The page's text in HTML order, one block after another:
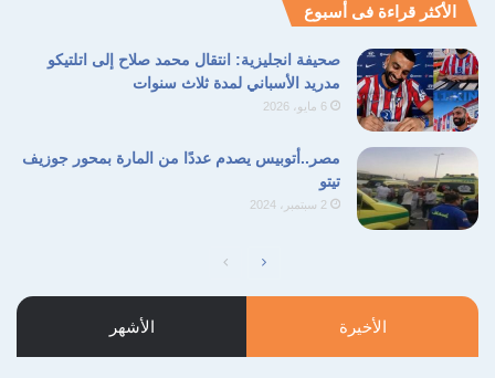
الأكثر قراءة فى أسبوع
صحيفة انجليزية: انتقال محمد صلاح إلى اتلتيكو
مدريد الأسباني لمدة ثلاث سنوات
6 مايو، 2026
مصر..أتوبيس يصدم عددًا من المارة بمحور جوزيف
تيتو
2 سبتمبر، 2024
الأخيرة الأشهر